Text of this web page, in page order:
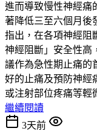
進而導致慢性神經痛
著降低三至六個月後
指出，在各項神經阻
神經阻斷」安全性高
議作為急性期止痛的
好的止痛及預防神經
或注射部位疼痛等輕
繼續閱讀
3天前